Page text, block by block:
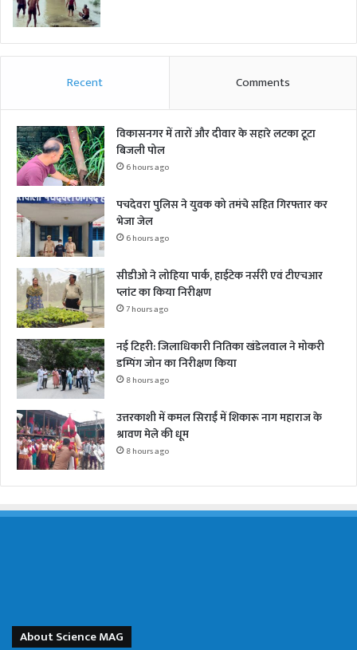
Recent Comments
विकासनगर में तारों और दीवार के सहारे लटका टूटा
बिजली पोल
6 hours ago
पचदेवरा पुलिस ने युवक को तमंचे सहित गिरफ्तार कर
भेजा जेल
6 hours ago
सीडीओ ने लोहिया पार्क, हाईटेक नर्सरी एवं टीएचआर
प्लांट का किया निरीक्षण
7 hours ago
नई टिहरी: जिलाधिकारी नितिका खंडेलवाल ने मोकरी
डम्पिंग जोन का निरीक्षण किया
8 hours ago
उत्तरकाशी में कमल सिराईं में शिकारू नाग महाराज के
श्रावण मेले की धूम
8 hours ago
About Science MAG